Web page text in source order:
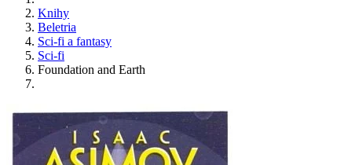
Knihy
Beletria
Sci-fi a fantasy
Sci-fi
Foundation and Earth